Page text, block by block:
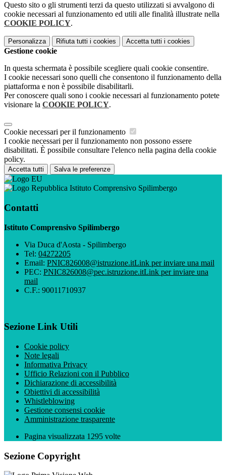
Questo sito o gli strumenti terzi da questo utilizzati si avvalgono di
cookie necessari al funzionamento ed utili alle finalità illustrate nella
COOKIE POLICY.
Personalizza Rifiuta tutti i cookies Accetta tutti i cookies
Gestione cookie
In questa schermata è possibile scegliere quali cookie consentire.
I cookie necessari sono quelli che consentono il funzionamento della
piattaforma e non è possibile disabilitarli.
Per conoscere quali sono i cookie necessari al funzionamento potete
visionare la COOKIE POLICY.
Cookie necessari per il funzionamento
I cookie necessari per il funzionamento non possono essere
disabilitati. È possibile consultare l'elenco nella pagina della cookie
policy.
Accetta tutti Salva le preferenze
Istituto Comprensivo Spilimbergo
Contatti
Istituto Comprensivo Spilimbergo
Via Duca d'Aosta - Spilimbergo
Tel: 04272205
Email: PNIC826008@istruzione.itLink per inviare una mail
PEC: PNIC826008@pec.istruzione.itLink per inviare una
mail
C.F.: 90011710937
Sezione Link Utili
Cookie policy
Note legali
Informativa Privacy
Ufficio Relazioni con il Pubblico
Dichiarazione di accessibilità
Obiettivi di accessibilità
Whistleblowing
Gestione consensi cookie
Amministrazione trasparente
Pagina visualizzata 1295 volte
Sezione Copyright